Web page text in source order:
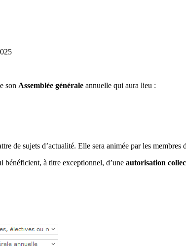
son Assemblée générale annuelle qui aura lieu :
de sujets d’actualité. Elle sera animée par les
bénéficient, à titre exceptionnel, d’une autorisation